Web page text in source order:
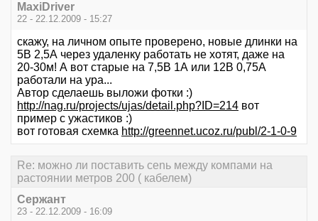
MaxiDriver
22 - 22.12.2009 - 15:27
скажу, на личном опыте проверено, новые длинки на
5В 2,5А через удаленку работать не хотят, даже на
20-30м! А вот старые на 7,5В 1А или 12В 0,75А
работали на ура...
Автор сделаешь выложи фотки :)
http://nag.ru/projects/ujas/detail.php?ID=214 вот
пример с ужастиков :)
вот готовая схемка http://greennet.ucoz.ru/publ/2-1-0-9
Re: можно ли поставить сеnь между компами на
растоянии метров 200 ( кабелем)
Сержант
23 - 22.12.2009 - 16:09